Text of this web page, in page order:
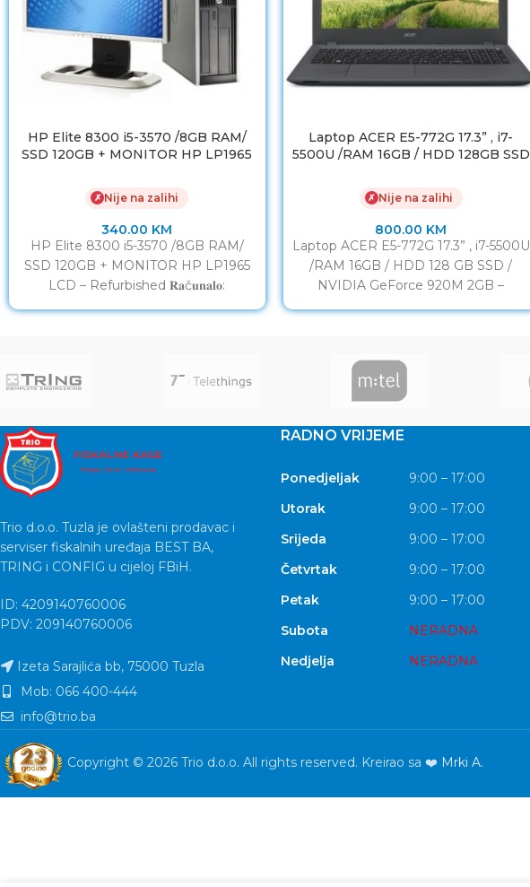
HP Elite 8300 i5-3570 /8GB RAM/
SSD 120GB + MONITOR HP LP1965
✗ Nije na zalihi
340.00 KM
HP Elite 8300 i5-3570 /8GB RAM/
SSD 120GB + MONITOR HP LP1965
LCD – Refurbished 𝐑𝐚č𝐮𝐧𝐚𝐥𝐨:
Laptop ACER E5-772G 17.3” , i7-
5500U /RAM 16GB / HDD 128GB SSD
✗ Nije na zalihi
800.00 KM
Laptop ACER E5-772G 17.3” , i7-5500U
/RAM 16GB / HDD 128 GB SSD /
NVIDIA GeForce 920M 2GB –
Trio d.o.o. Tuzla je ovlašteni prodavac i
serviser fiskalnih uređaja BEST BA,
TRING i CONFIG u cijeloj FBiH.
ID: 4209140760006
PDV: 209140760006
Izeta Sarajlića bb, 75000 Tuzla
Mob: 066 400-444
info@trio.ba
RADNO VRIJEME
Ponedjeljak
9:00 – 17:00
Utorak
9:00 – 17:00
Srijeda
9:00 – 17:00
Četvrtak
9:00 – 17:00
Petak
9:00 – 17:00
Subota
NERADNA
Nedjelja
NERADNA
Copyright © 2026 Trio d.o.o. All rights reserved. Kreirao sa ❤️ Mrki A.